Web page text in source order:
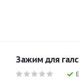
Зажим для